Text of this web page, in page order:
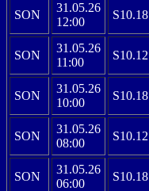
SON
31.05.26
12:00
S10.18
SON
31.05.26
11:00
S10.12
SON
31.05.26
10:00
S10.18
SON
31.05.26
08:00
S10.12
SON
31.05.26
06:00
S10.18